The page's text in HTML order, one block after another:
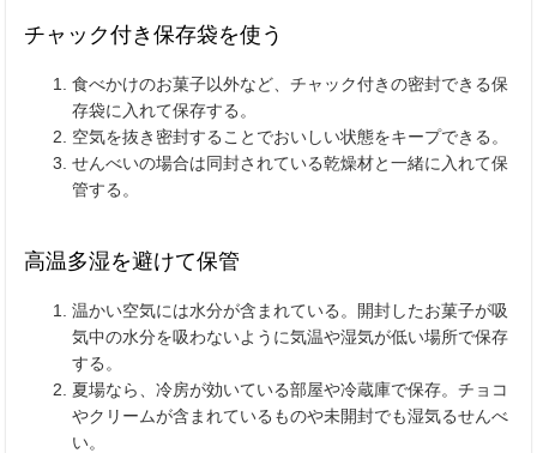
チャック付き保存袋を使う
食べかけのお菓子以外など、チャック付きの密封できる保
存袋に入れて保存する。
空気を抜き密封することでおいしい状態をキープできる。
せんべいの場合は同封されている乾燥材と一緒に入れて保
管する。
高温多湿を避けて保管
温かい空気には水分が含まれている。開封したお菓子が吸
気中の水分を吸わないように気温や湿気が低い場所で保存
する。
夏場なら、冷房が効いている部屋や冷蔵庫で保存。チョコ
やクリームが含まれているものや未開封でも湿気るせんべ
い。